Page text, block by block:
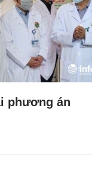
phương án